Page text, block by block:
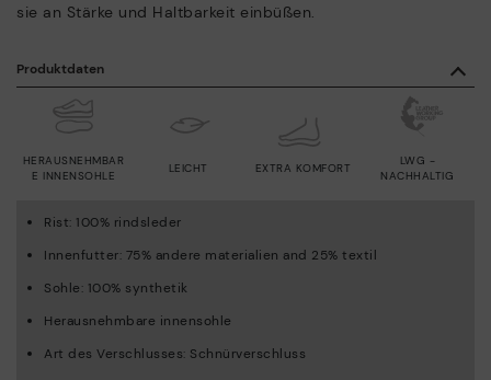
sie an Stärke und Haltbarkeit einbüßen.
Produktdaten
LEICHT
HERAUSNEHMBAR
E INNENSOHLE
EXTRA KOMFORT
LWG -
NACHHALTIG
Rist: 100% rindsleder
Innenfutter: 75% andere materialien and 25% textil
Sohle: 100% synthetik
Herausnehmbare innensohle
Art des Verschlusses: Schnürverschluss